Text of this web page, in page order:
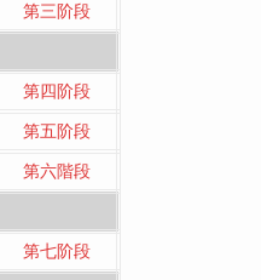
第三阶段
第四阶段
第五阶段
第六階段
第七阶段